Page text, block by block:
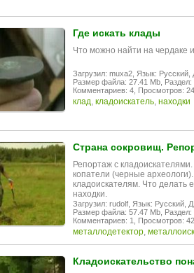
Где искать клады
Что можно найти на чердаке
Загрузил: muxa2, Язык: Русский,
Размер файла: 27.41 Mb, Раздел:
Комментариев: 4, Просмотров:
клад, кладоискатель, находки
Страна сокровищ.
Репортаж с
копатели (черные
кладоискателям. Что делать
находки.
Загрузил: rudolf, Язык: Русский,
Размер файла: 57.47 Mb, Раздел:
Комментариев: 1,
Просмотров:
металлодетектор,
Кладоискательство